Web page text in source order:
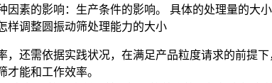
因素的影响：生产条件的影响。 具体的处理量的
样调整圆振动筛处理能力的大小
，还需依据实践状况，在满足产品粒度请求的前提
才能和工作效率。